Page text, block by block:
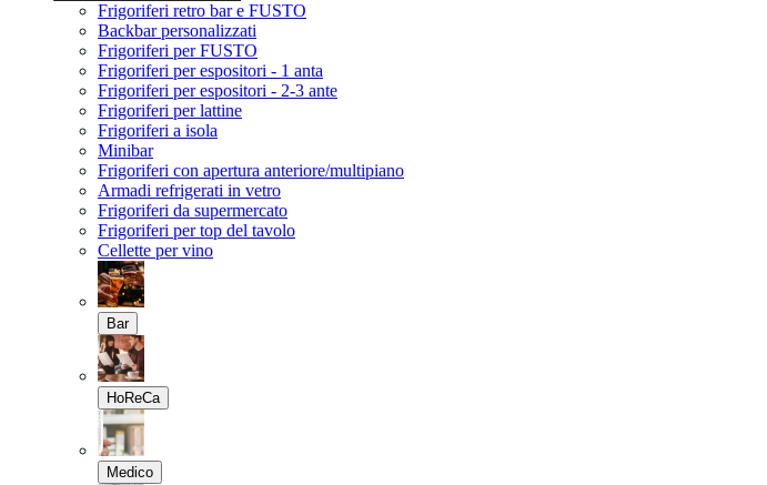
Frigoriferi retro bar e FUSTO
Backbar personalizzati
Frigoriferi per FUSTO
Frigoriferi per espositori - 1 anta
Frigoriferi per espositori - 2-3 ante
Frigoriferi per lattine
Frigoriferi a isola
Minibar
Frigoriferi con apertura anteriore/multipiano
Armadi refrigerati in vetro
Frigoriferi da supermercato
Frigoriferi per top del tavolo
Cellette per vino
Bar
HoReCa
Medico